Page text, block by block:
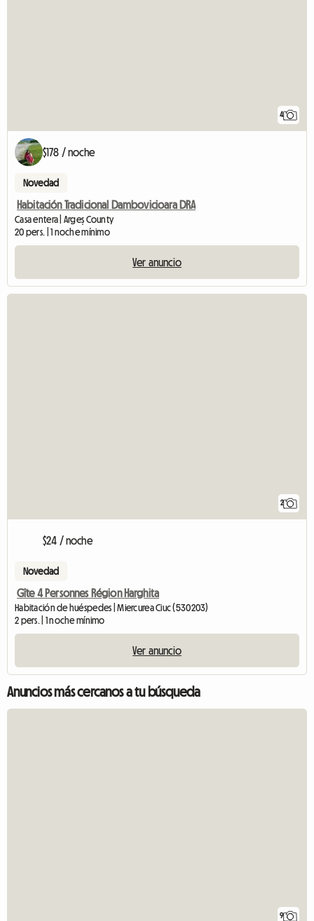
4
$178 / noche
Novedad
Habitación Tradicional Dambovicioara DRA
Casa entera | Argeș County
20 pers. | 1 noche mínimo
Ver anuncio
2
$24 / noche
Novedad
Gîte 4 Personnes Région Harghita
Habitación de huéspedes | Miercurea Ciuc (530203)
2 pers. | 1 noche mínimo
Ver anuncio
Anuncios más cercanos a tu búsqueda
9